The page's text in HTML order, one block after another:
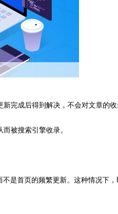
完成后得到解决，不会对文章的收
被搜索引擎收录。
是首页的频繁更新。这种情况下